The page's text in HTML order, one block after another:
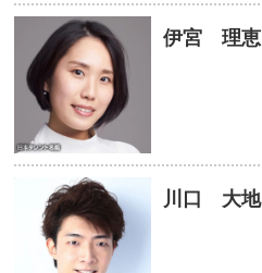
伊宮 理恵
川口 大地